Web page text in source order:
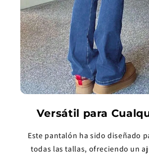
Versátil para
Este pantalón ha sido diseñado
todas las tallas, ofreciendo un